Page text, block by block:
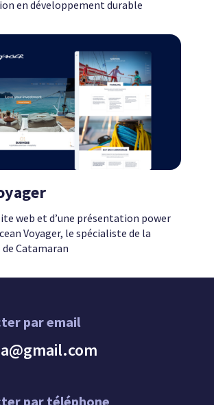
en développement durable
web et d’une présentation power
Voyager, le spécialiste de la
Catamaran
par email
par téléphone